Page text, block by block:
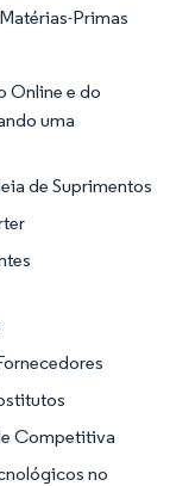
Primas
Online e do
uma
de Suprimentos
Competitiva
no